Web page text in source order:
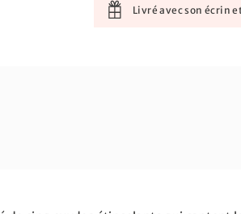
Livré avec son écrin